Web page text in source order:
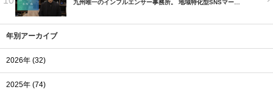
九州唯一のインフルエンサー事務所。 地域特化型SNSマー…
年別アーカイブ
2026年 (32)
2025年 (74)